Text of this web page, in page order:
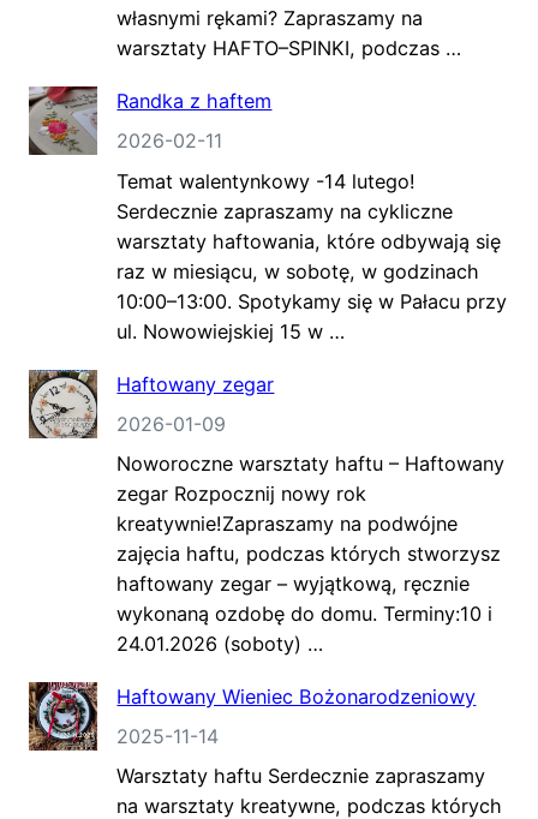
własnymi rękami? Zapraszamy na
warsztaty HAFTO–SPINKI, podczas …
Randka z haftem
2026-02-11
Temat walentynkowy -14 lutego!
Serdecznie zapraszamy na cykliczne
warsztaty haftowania, które odbywają się
raz w miesiącu, w sobotę, w godzinach
10:00–13:00. Spotykamy się w Pałacu przy
ul. Nowowiejskiej 15 w …
Haftowany zegar
2026-01-09
Noworoczne warsztaty haftu – Haftowany
zegar Rozpocznij nowy rok
kreatywnie!Zapraszamy na podwójne
zajęcia haftu, podczas których stworzysz
haftowany zegar – wyjątkową, ręcznie
wykonaną ozdobę do domu. Terminy:10 i
24.01.2026 (soboty) …
Haftowany Wieniec Bożonarodzeniowy
2025-11-14
Warsztaty haftu Serdecznie zapraszamy
na warsztaty kreatywne, podczas których